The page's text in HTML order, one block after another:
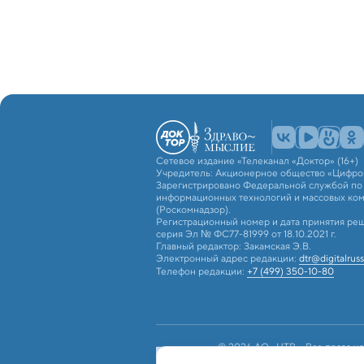
Сетевое издание «Телеканал «Доктор» (16+)
Учредитель: Акционерное общество
Зарегистрировано Федеральной службой по
информационных технологий и массовых
(Роскомнадзор).
Регистрационный номер и дата принятия
серия Эл № ФС77-81999 от 18.10.2021 г.
Главный редактор: Закамская Э.В.
Электронный адрес редакции:
Телефон редакции: +7 (499) 350-10-80
© 2026 АО «ЦТВ». Все права на